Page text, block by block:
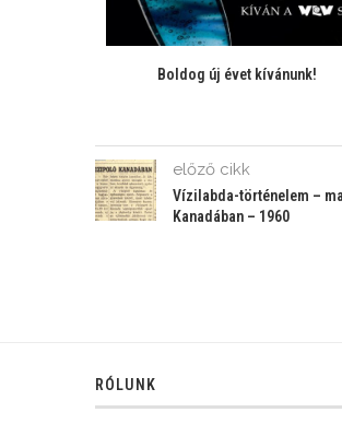
Boldog új évet kívánunk!
előző cikk
Vízilabda-történelem –
Kanadában – 1960
RÓLUNK